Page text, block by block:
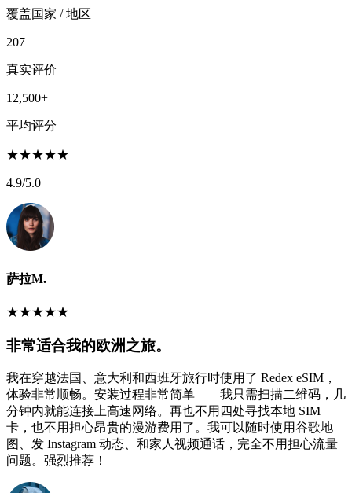
覆盖国家 / 地区
207
真实评价
12,500+
平均评分
★★★★★
4.9/5.0
萨拉M.
★★★★★
非常适合我的欧洲之旅。
我在穿越法国、意大利和西班牙旅行时使用了 Redex eSIM，
体验非常顺畅。安装过程非常简单——我只需扫描二维码，几
分钟内就能连接上高速网络。再也不用四处寻找本地 SIM
卡，也不用担心昂贵的漫游费用了。我可以随时使用谷歌地
图、发 Instagram 动态、和家人视频通话，完全不用担心流量
问题。强烈推荐！